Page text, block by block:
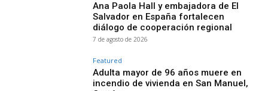
Ana Paola Hall y embajadora de El
Salvador en España fortalecen
diálogo de cooperación regional
7 de agosto de 2026
Featured
Adulta mayor de 96 años muere en
incendio de vivienda en San Manuel,